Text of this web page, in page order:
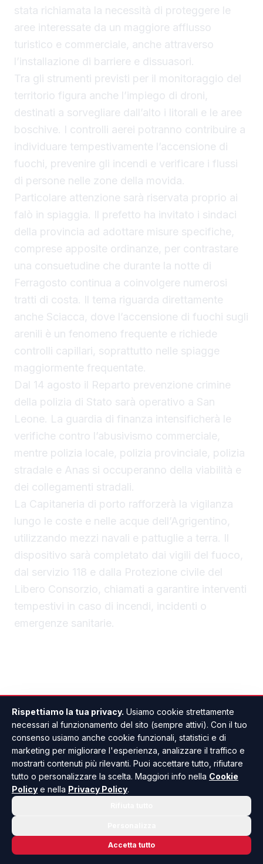
stata richiamata la necessità di proteggere le
aree interessate da un maggiore afflusso
turistico e commerciale, anche attraverso
l’installazione di barriere e dissuasori.
Tra gli strumenti previsti per il monitoraggio del
territorio figura anche l’impiego di droni,
destinati a sorvegliare dall’alto i litorali e le aree
boschive. I controlli aerei potranno contribuire a
individuare tempestivamente l’accensione di
fuochi, prevenire gli incendi e verificare i flussi
di persone nelle zone della movida.
Particolare attenzione sarà riservata proprio ai
falò in spiaggia. Il prefetto ha invitato i sindaci
della provincia ad adottare misure specifiche,
comprese apposite ordinanze, per contrastare
una consuetudine che durante la notte di
Ferragosto continua a coinvolgere numerosi
tratti di costa. Il tema riguarda direttamente
anche Sciacca, dove l’accensione di fuochi sugli
arenili è un fenomeno frequente e richiede
controlli capillari, soprattutto nelle spiagge
maggiormente frequentate.
Dal 14 agosto il Reparto prevenzione crimine
della polizia di Stato sarà operativo a San
Leone. La guardia di finanza intensificherà le
verifiche contro l’abusivismo commerciale,
mentre polizia locale, polizia provinciale, polizia
stradale e Anas si occuperanno della viabilità e
dei collegamenti stradali.
La Capitaneria di porto rafforzerà la vigilanza
lungo le coste e nelle acque dell’Agrigentino,
utilizzando mezzi navali e pattuglie a terra. Il
dispositivo sarà completato dai vigili del fuoco,
dal servizio 118 e dalla Protezione civile del
Libero Consorzio, chiamati a garantire interventi
tempestivi in caso di incendi, incidenti o
emergenze sanitarie.
CRONACA / ATTUALITÀ
Giovanna Venezia
Rispettiamo la tua privacy. Usiamo cookie strettamente
necessari al funzionamento del sito (sempre attivi). Con il tuo
consenso usiamo anche cookie funzionali, statistici e di
marketing per migliorare l'esperienza, analizzare il traffico e
mostrarti contenuti più rilevanti. Puoi accettare tutto, rifiutare
tutto o personalizzare la scelta. Maggiori info nella Cookie
Policy e nella Privacy Policy.
Accetta tutto